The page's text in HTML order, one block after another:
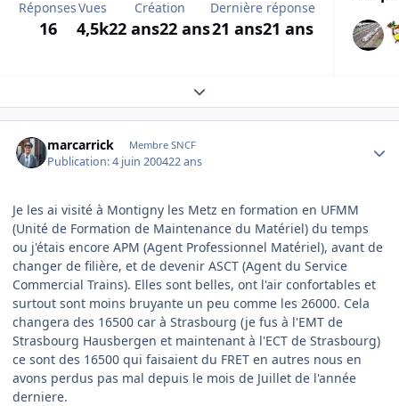
Réponses
16
Vues
4,5k
Création
22 ans22 ans
Dernière réponse
21 ans21 ans
Expand topic overview
marcarrick Membre SNCF
Publication:4 juin 200422 ans
Je les ai visité à Montigny les Metz en formation en UFMM
(Unité de Formation de Maintenance du Matériel) du temps
ou j'étais encore APM (Agent Professionnel Matériel), avant de
changer de filière, et de devenir ASCT (Agent du Service
Commercial Trains). Elles sont belles, ont l'air confortables et
surtout sont moins bruyante un peu comme les 26000. Cela
changera des 16500 car à Strasbourg (je fus à l'EMT de
Strasbourg Hausbergen et maintenant à l'ECT de Strasbourg)
ce sont des 16500 qui faisaient du FRET en autres nous en
avons perdus pas mal depuis le mois de Juillet de l'année
derniere.